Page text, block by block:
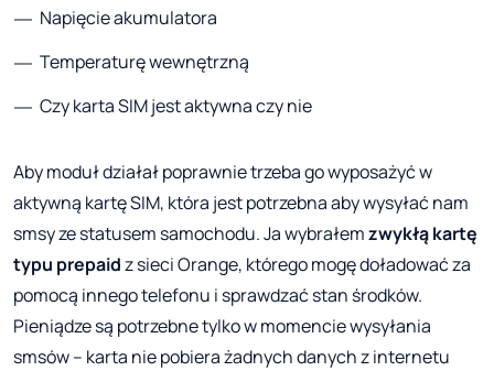
Napięcie akumulatora
Temperaturę wewnętrzną
Czy karta SIM jest aktywna czy nie
Aby moduł działał poprawnie trzeba go wyposażyć w
aktywną kartę SIM, która jest potrzebna aby wysyłać nam
smsy ze statusem samochodu. Ja wybrałemzwykłą kartę
typu prepaidz sieci Orange, którego mogę doładować za
pomocą innego telefonu i sprawdzać stan środków.
Pieniądze są potrzebne tylko w momencie wysyłania
smsów – karta nie pobiera żadnych danych z internetu